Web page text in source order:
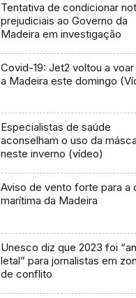
Tentativa de condicionar
prejudiciais ao Governo da
Madeira em investigação
Covid-19: Jet2 voltou a voar
a Madeira este domingo
Especialistas de saúde
aconselham o uso da
neste inverno (vídeo)
Aviso de vento forte para a
marítima da Madeira
Unesco diz que 2023 foi
letal” para jornalistas em
de conflito